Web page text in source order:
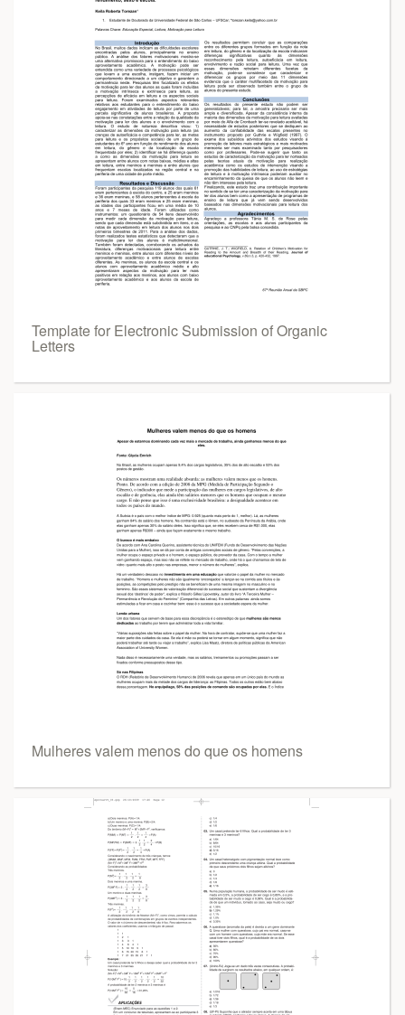
Template for Electronic Submission of Organic
Letters
Mulheres valem menos do que os homens